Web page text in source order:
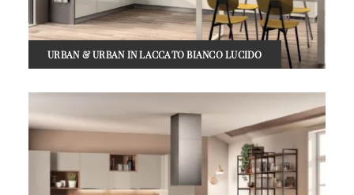
URBAN & URBAN IN LACCATO BIANCO LUCIDO